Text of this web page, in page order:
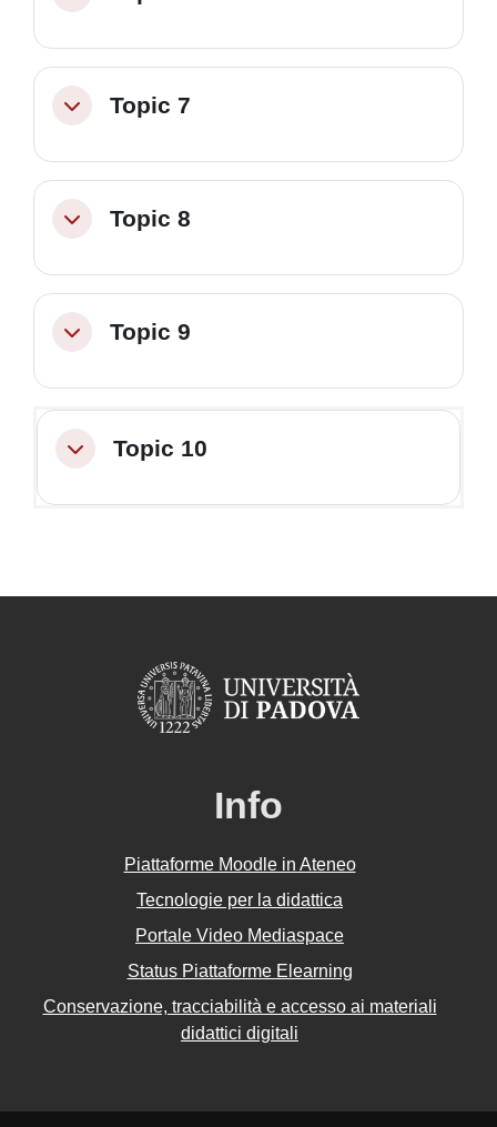
MinimizzaTopic 7
MinimizzaTopic 8
MinimizzaTopic 9
MinimizzaTopic 10
Info
Piattaforme Moodle in Ateneo
Tecnologie per la didattica
Portale Video Mediaspace
Status Piattaforme Elearning
Conservazione, tracciabilità e accesso ai materiali
didattici digitali